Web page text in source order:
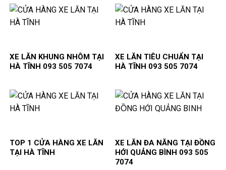
XE LĂN KHUNG NHÔM TẠI
HÀ TĨNH 093 505 7074
XE LĂN TIÊU CHUẨN TẠI
HÀ TĨNH 093 505 7074
TOP 1 CỬA HÀNG XE LĂN
TẠI HÀ TĨNH
XE LĂN ĐA NĂNG TẠI ĐỒNG
HỚI QUẢNG BÌNH 093 505
7074